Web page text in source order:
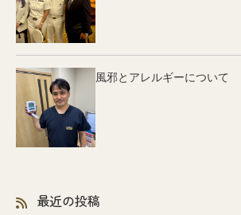
風邪とアレルギーについて
最近の投稿